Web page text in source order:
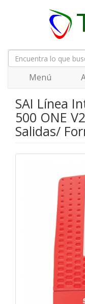
Menú
SAI Línea
500 ONE
Salidas/